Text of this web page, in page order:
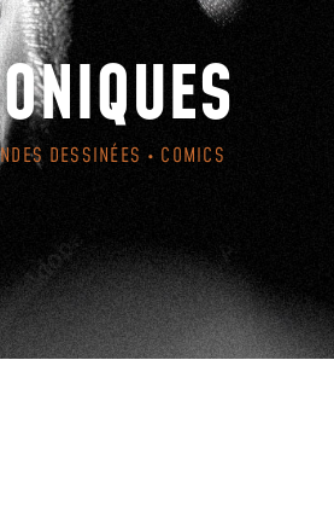
DESSINÉES • COMICS